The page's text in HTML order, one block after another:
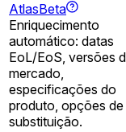
AtlasBeta
Enriquecimento
automático: datas
EoL/EoS, versões
mercado,
especificações do
produto, opções de
substituição.